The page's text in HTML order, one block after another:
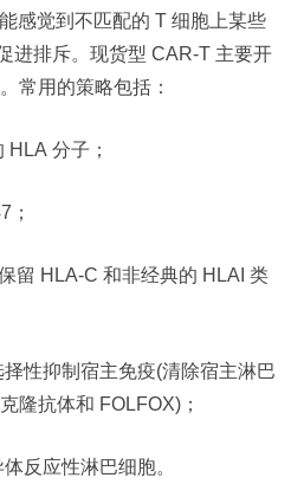
感觉到不匹配的 T 细胞上某些
进排斥。现货型 CAR-T 主要开
常用的策略包括：
分子；
；
留 HLA-C 和非经典的 HLAI 类
性抑制宿主免疫(清除宿主淋巴
隆抗体和 FOLFOX)；
反应性淋巴细胞。